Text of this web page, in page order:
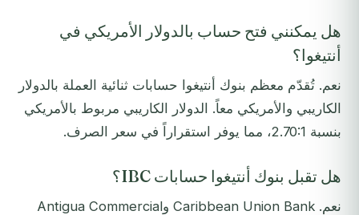
هل يمكنني فتح حساب بالدولار الأمريكي في
أنتيغوا؟
نعم. تُقدّم معظم بنوك أنتيغوا حسابات ثنائية العملة بالدولار
الكاريبي والأمريكي معاً. الدولار الكاريبي مربوط بالأمريكي
بنسبة 2.70:1، مما يوفر استقراراً في سعر الصرف.
هل تقبل بنوك أنتيغوا حسابات IBC؟
نعم. Caribbean Union Bank وAntigua Commercial